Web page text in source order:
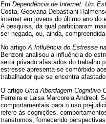
Em Dependência de Internet: Um
Costa, Geovana Debastiani
internet em jovens do último ano do
A pesquisa, da qual participaram
ser negada, ou, ainda,
No artigo A Influência do Estresse
Benzoni analisou a influência do
setor privado afastados do trabalho
estresse apresenta-se comórbido
trabalhador que se encontra
O artigo Uma Abordagem
Ferreira e Laisa Marcorela Andreoli
comportamentais para o uso
refere às cognições,
transtornos, fornecendo